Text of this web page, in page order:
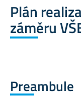
Plán
záměru
Preambule